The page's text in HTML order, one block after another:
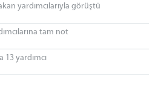
yardımcılarıyla görüştü
tam not
13 yardımcı